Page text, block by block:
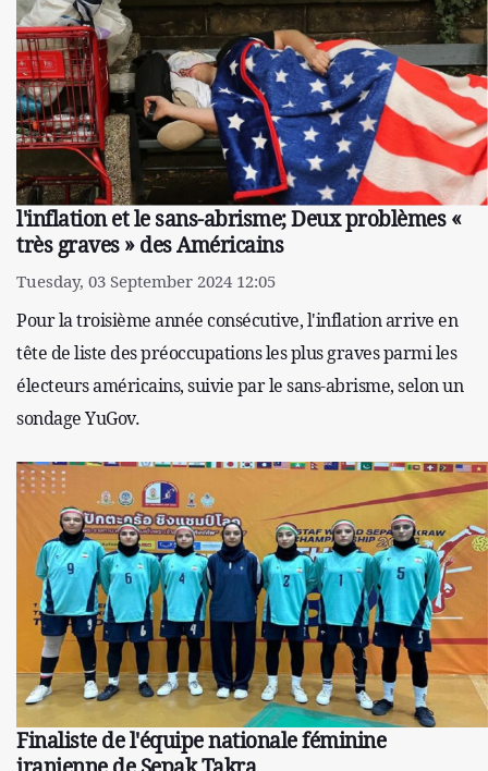
l'inflation et le sans-abrisme; Deux problèmes «
très graves » des Américains
Tuesday, 03 September 2024 12:05
Pour la troisième année consécutive, l'inflation arrive en
tête de liste des préoccupations les plus graves parmi les
électeurs américains, suivie par le sans-abrisme, selon un
sondage YuGov.
Finaliste de l'équipe nationale féminine